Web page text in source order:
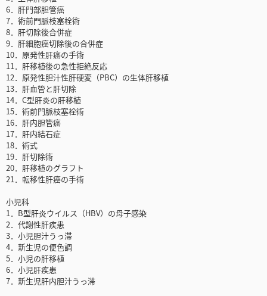
6．肝門部胆管癌
7．術前門脈枝塞栓術
8．肝切除後合併症
9．肝細胞癌切除後の合併症
10．原発性肝癌の手術
11．肝移植後の急性拒絶反応
12．原発性胆汁性肝硬変（PBC）の生体肝移植
13．肝血管と肝切除
14．C型肝炎の肝移植
15．術前門脈枝塞栓術
16．肝内胆管癌
17．肝内結石症
18．術式
19．肝切除術
20．肝移植のグラフト
21．転移性肝癌の手術
小児科
1．B型肝炎ウイルス（HBV）の母子感染
2．代謝性肝疾患
3．小児胆汁うっ滞
4．新生児の便色調
5．小児の肝移植
6．小児肝疾患
7．新生児肝内胆汁うっ滞